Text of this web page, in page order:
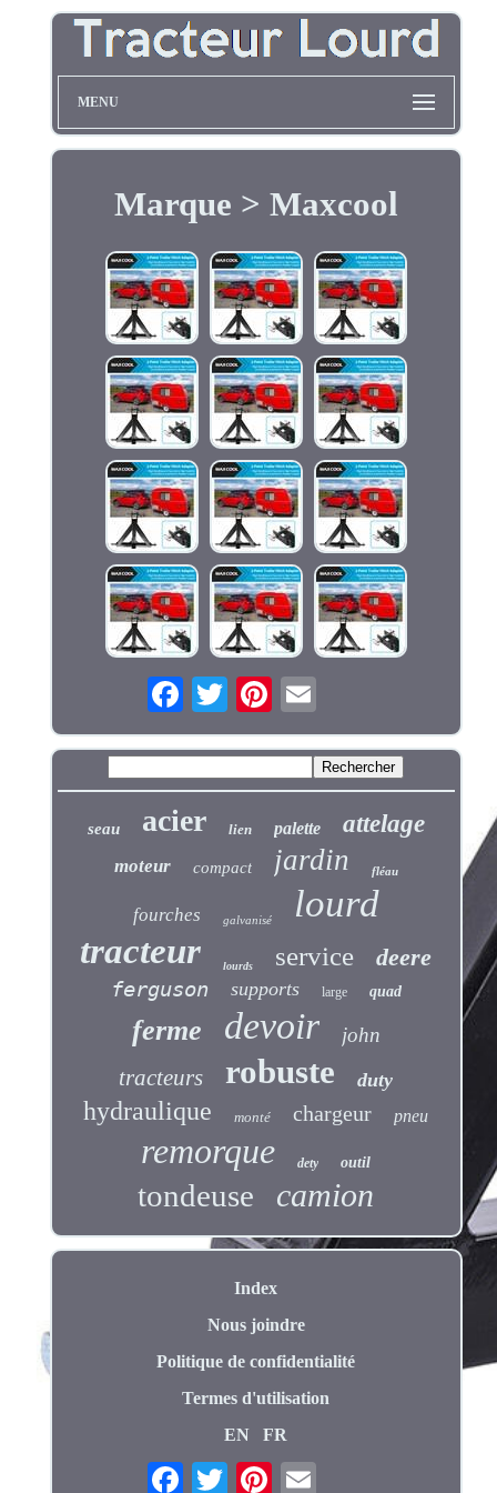
MENU
Marque > Maxcool
seau acier lien palette attelage
moteur compact jardin fléau
fourches galvanisé lourd
tracteur lourds service deere
ferguson supports large quad
ferme devoir john
tracteurs robuste duty
hydraulique monté chargeur pneu
remorque dety outil
tondeuse camion
Index
Nous joindre
Politique de confidentialité
Termes d'utilisation
EN
FR